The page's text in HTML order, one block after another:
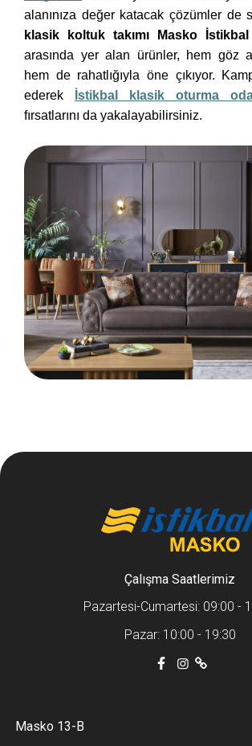
alanınıza değer katacak çözümler de
klasik koltuk takımı Masko İstikbal
arasında yer alan ürünler, hem göz
hem de rahatlığıyla öne çıkıyor.
ederek
İstikbal klasik oturma
fırsatlarını da yakalayabilirsiniz.
Çalışma Saatlerimiz
Pazartesi-Cumartesi: 09:00 -
Pazar: 10:00 - 19:30
Masko 13-B